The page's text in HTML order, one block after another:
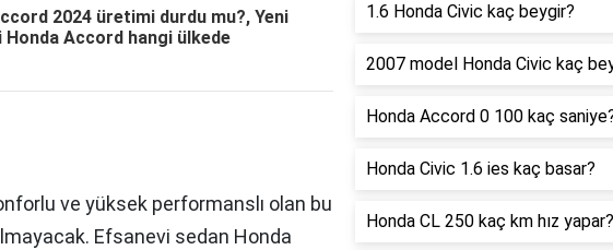
2024 üretimi durdu mu?, Yeni
Honda Accord hangi ülkede
ve yüksek performanslı olan bu
Efsanevi sedan Honda
1.6 Honda Civic kaç beygir?
2007 model Honda Civic kaç
Honda Accord 0 100 kaç
Honda Civic 1.6 ies kaç basar?
Honda CL 250 kaç km hız yapar?